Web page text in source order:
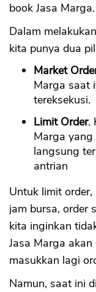
book Jasa Marga.
Dalam
kita punya dua
Market
Marga saat
tereksekusi.
Limit Order.
Marga
langsung
antrian
Untuk limit
jam bursa, order
kita inginkan
Jasa Marga
masukkan lagi
Namun, saat ini